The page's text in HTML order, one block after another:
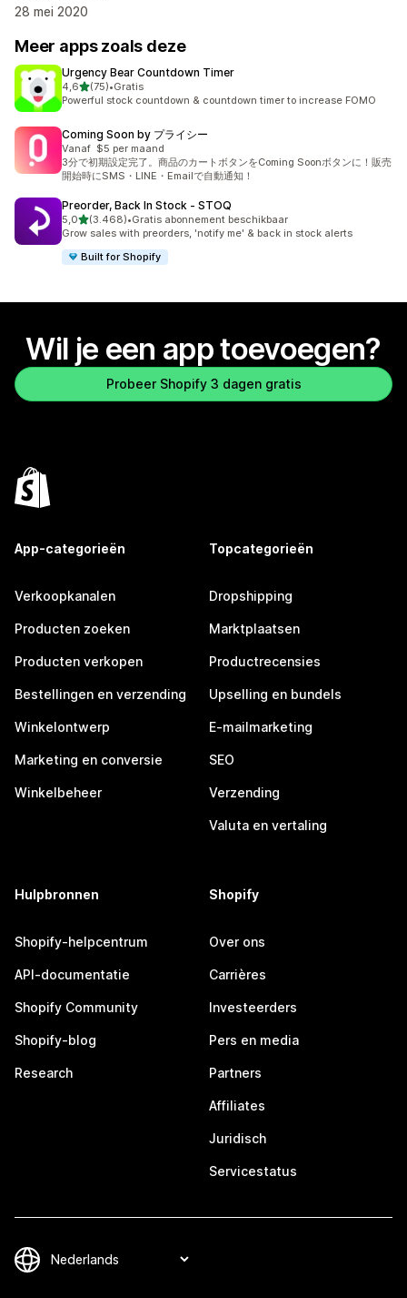
28 mei 2020
Meer apps zoals deze
Urgency Bear Countdown Timer
4,6van 5 sterren
(75)
75 recensies in totaal
•Gratis
Powerful stock countdown & countdown timer to increase FOMO
Coming Soon by プライシー
Vanaf $5 per maand
3分で初期設定完了。商品のカートボタンをComing Soonボタンに！販売
開始時にSMS・LINE・Emailで自動通知！
Preorder, Back In Stock ‑ STOQ
5,0van 5 sterren
(3.468)
3468 recensies in totaal
•Gratis abonnement beschikbaar
Grow sales with preorders, 'notify me' & back in stock alerts
Built for Shopify
Wil je een app toevoegen?
Probeer Shopify 3 dagen gratis
App-categorieën
Verkoopkanalen
Producten zoeken
Producten verkopen
Bestellingen en verzending
Winkelontwerp
Marketing en conversie
Winkelbeheer
Topcategorieën
Dropshipping
Marktplaatsen
Productrecensies
Upselling en bundels
E-mailmarketing
SEO
Verzending
Valuta en vertaling
Hulpbronnen
Shopify-helpcentrum
API-documentatie
Shopify Community
Shopify-blog
Research
Shopify
Over ons
Carrières
Investeerders
Pers en media
Partners
Affiliates
Juridisch
Servicestatus